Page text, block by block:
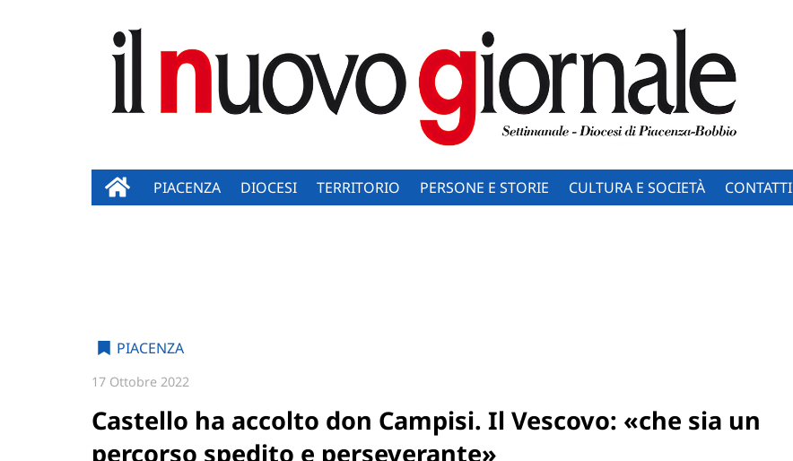
PIACENZA DIOCESI TERRITORIO PERSONE E STORIE CULTURA E SOCIETÀ CONTATTI
PIACENZA
17 Ottobre 2022
Castello ha accolto don Campisi. Il Vescovo: «che sia un
percorso spedito e perseverante»